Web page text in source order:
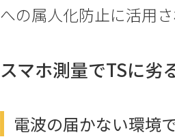
への属人化防止に活用
スマホ測量でTSに劣
電波の届かない環境